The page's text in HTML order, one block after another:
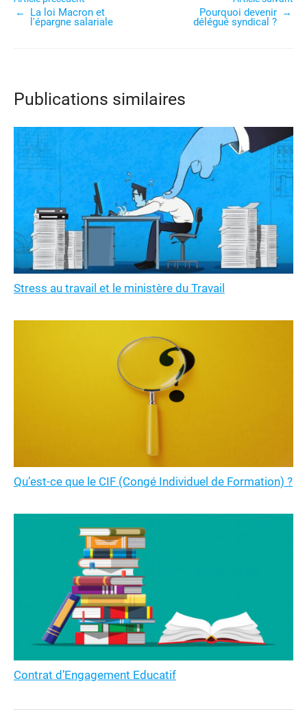
de
l’article
La loi Macron et
l'épargne salariale
Pourquoi devenir
délégué syndical ?
Publications similaires
Stress au travail et le ministère du Travail
Qu’est-ce que le CIF (Congé Individuel de Formation) ?
Contrat d’Engagement Educatif